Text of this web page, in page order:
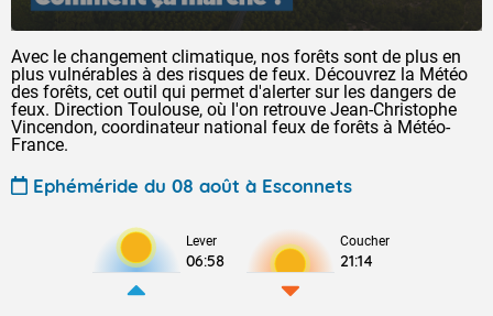
Avec le changement climatique, nos forêts sont de plus en
plus vulnérables à des risques de feux. Découvrez la Météo
des forêts, cet outil qui permet d'alerter sur les dangers de
feux. Direction Toulouse, où l'on retrouve Jean-Christophe
Vincendon, coordinateur national feux de forêts à Météo-
France.
Ephéméride du 08 août à Esconnets
Lever
06:58
Coucher
21:14